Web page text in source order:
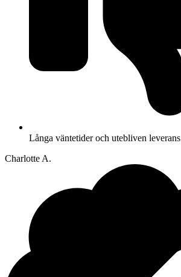
Långa väntetider och utebliven leverans
Charlotte A.